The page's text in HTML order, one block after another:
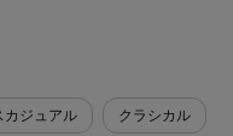
カジュアル クラシカル